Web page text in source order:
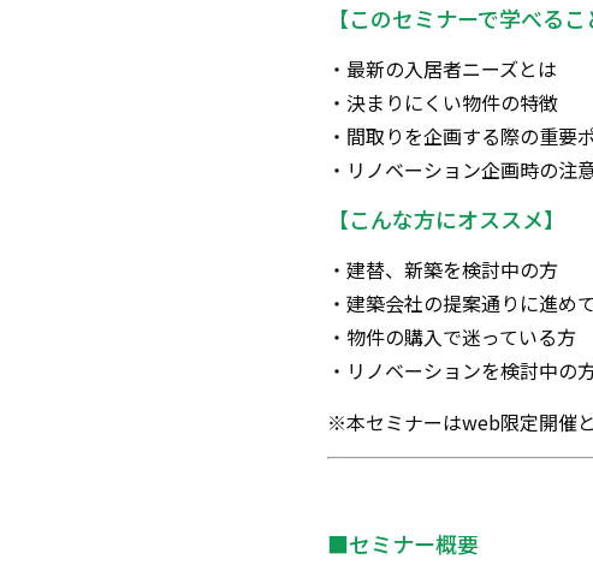
【このセミナーで学べるこ
・最新の入居者ニーズとは
・決まりにくい物件の特徴
・間取りを企画する際の重要
・リノベーション企画時の注
【こんな方にオススメ】
・建替、新築を検討中の方
・建築会社の提案通りに進め
・物件の購入で迷っている方
・リノベーションを検討中の
※本セミナーはweb限定開催と
■セミナー概要